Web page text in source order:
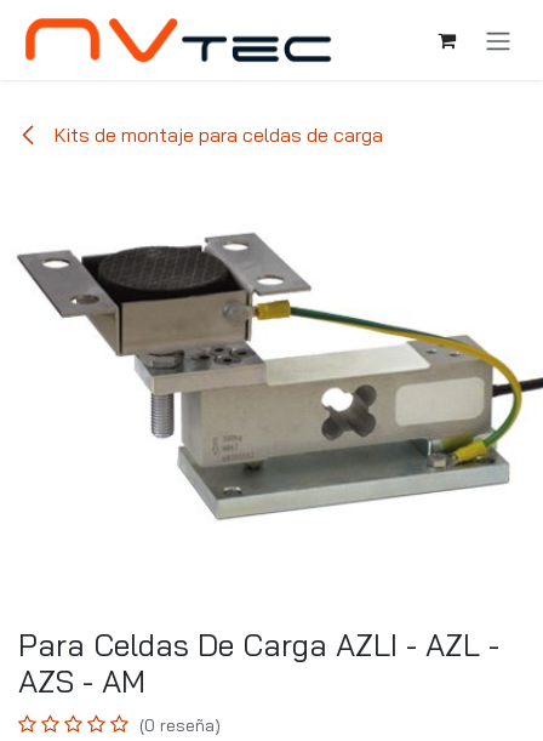
Ir al contenido
Kits de montaje para celdas de carga
Para Celdas De Carga AZLI - AZL -
AZS - AM
(0 reseña)